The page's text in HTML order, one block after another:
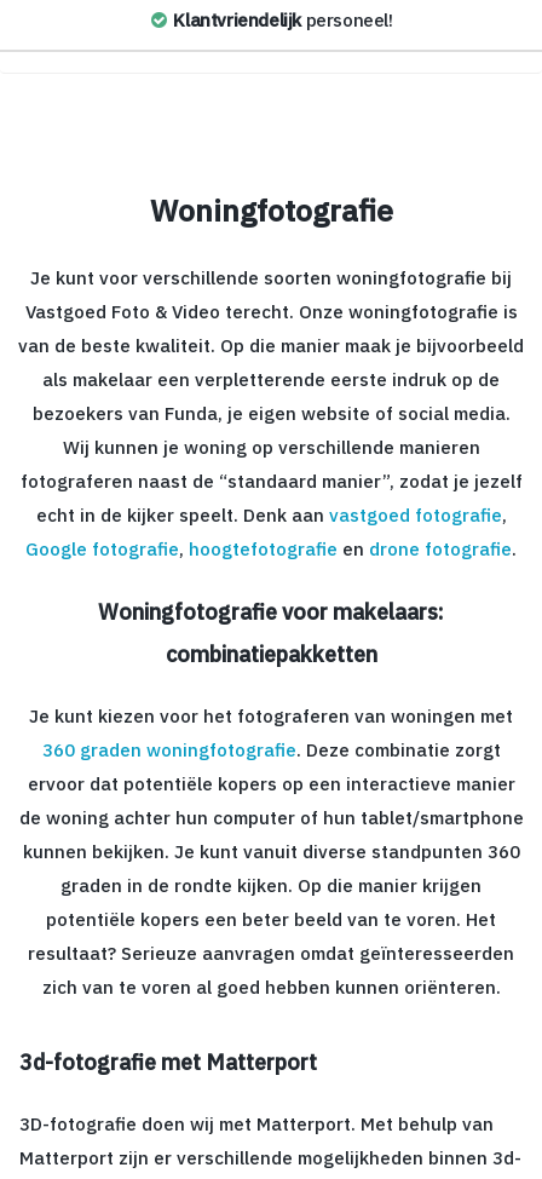
Klantvriendelijkpersoneel!
Woningfotografie
Je kunt voor verschillende soorten woningfotografie bij
Vastgoed Foto & Video terecht. Onze woningfotografie is
van de beste kwaliteit. Op die manier maak je bijvoorbeeld
als makelaar een verpletterende eerste indruk op de
bezoekers van Funda, je eigen website of social media.
Wij kunnen je woning op verschillende manieren
fotograferen naast de “standaard manier”, zodat je jezelf
echt in de kijker speelt. Denk aan vastgoed fotografie,
Google fotografie, hoogtefotografie en drone fotografie.
Woningfotografie voor makelaars:
combinatiepakketten
Je kunt kiezen voor het fotograferen van woningen met
360 graden woningfotografie. Deze combinatie zorgt
ervoor dat potentiële kopers op een interactieve manier
de woning achter hun computer of hun tablet/smartphone
kunnen bekijken. Je kunt vanuit diverse standpunten 360
graden in de rondte kijken. Op die manier krijgen
potentiële kopers een beter beeld van te voren. Het
resultaat? Serieuze aanvragen omdat geïnteresseerden
zich van te voren al goed hebben kunnen oriënteren.
3d-fotografie met Matterport
3D-fotografie doen wij met Matterport. Met behulp van
Matterport zijn er verschillende mogelijkheden binnen 3d-